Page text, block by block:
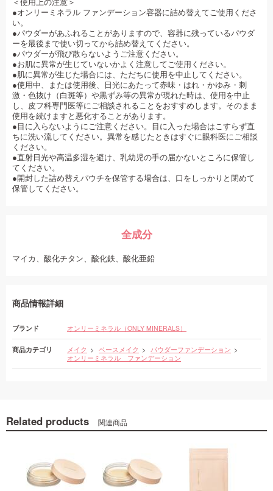
●オンリーミネラル ファンデーション容器に詰め替えてご使用くださ
い。
●パウダーがあふれることがありますので、容器に残っているパウダ
ーを最後まで使い切ってから詰め替えてください。
●パウダーが飛び散らないようご注意ください。
●お肌に異常が生じていないかよく注意してご使用ください。
●肌に異常が生じた場合には、ただちに使用を中止してください。
●使用中、または使用後、日光にあたって赤味・はれ・かゆみ・刺
激・色抜け（白斑等）や黒ずみ等の異常が現れた時は、使用を中止
し、皮フ科専門医等にご相談されることをおすすめします。そのまま
使用を続けますと悪化することがあります。
●目に入らないようにご注意ください。目に入った場合はこすらず直
ちに洗い流してください。異常を感じたときはすぐに眼科医にご相談
ください。
●直射日光や高温多湿を避け、乳幼児の手の届かないところに保管し
てください。
●開封した詰め替えパウチを保管する場合は、口をしっかりと閉めて
保管してください。
全成分
マイカ、酸化チタン、酸化鉄、酸化亜鉛
商品情報詳細
ブランド オンリーミネラル（ONLY MINERALS）
商品カテゴリ メイク ベースメイク
パウダーファンデーション
オンリーミネラル ファンデーション
Related products 関連商品